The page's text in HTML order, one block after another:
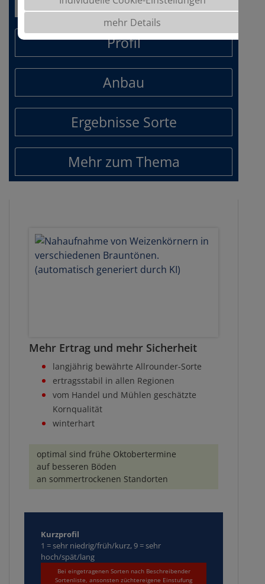
Profil
Anbau
Ergebnisse Sorte
Mehr zum Thema
Mehr Ertrag und mehr Sicherheit
langjährig bewährte Allrounder-Sorte
ertragsstabil in allen Regionen
vom Handel und Mühlen geschätzte
Kornqualität
winterhart
optimal sind frühe Oktobertermine
auf besseren Böden
an sommertrockenen Standorten
Kurzprofil
1 = sehr niedrig/früh/kurz, 9 = sehr
hoch/spät/lang
Bei eingetragenen Sorten nach Beschreibender
Sortenliste, ansonsten züchtereigene Einstufung
mehr Details